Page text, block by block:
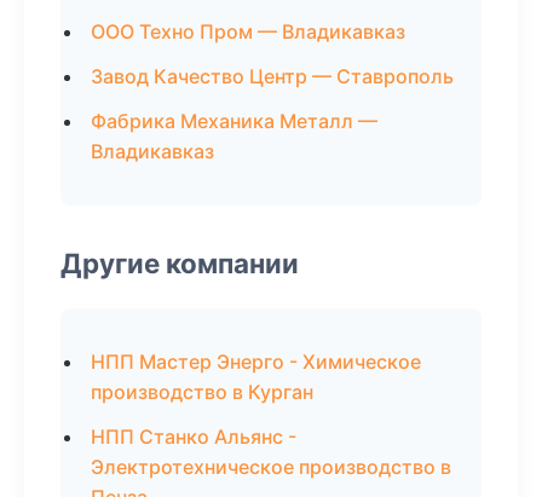
ООО Техно Пром — Владикавказ
Завод Качество Центр — Ставрополь
Фабрика Механика Металл —
Владикавказ
Другие компании
НПП Мастер Энерго - Химическое
производство в Курган
НПП Станко Альянс -
Электротехническое производство в